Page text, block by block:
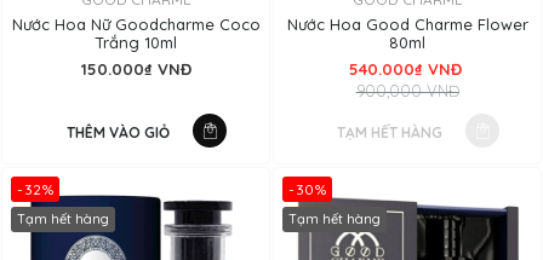
Nước Hoa Nữ Goodcharme Coco
Trắng 10ml
150.000₫ VNĐ
THÊM VÀO GIỎ
Nước Hoa Good Charme Flower
80ml
540.000₫ VNĐ
900,000 VNĐ
TẠM HẾT HÀNG
-32%
Tạm hết hàng
-30%
Tạm hết hàng